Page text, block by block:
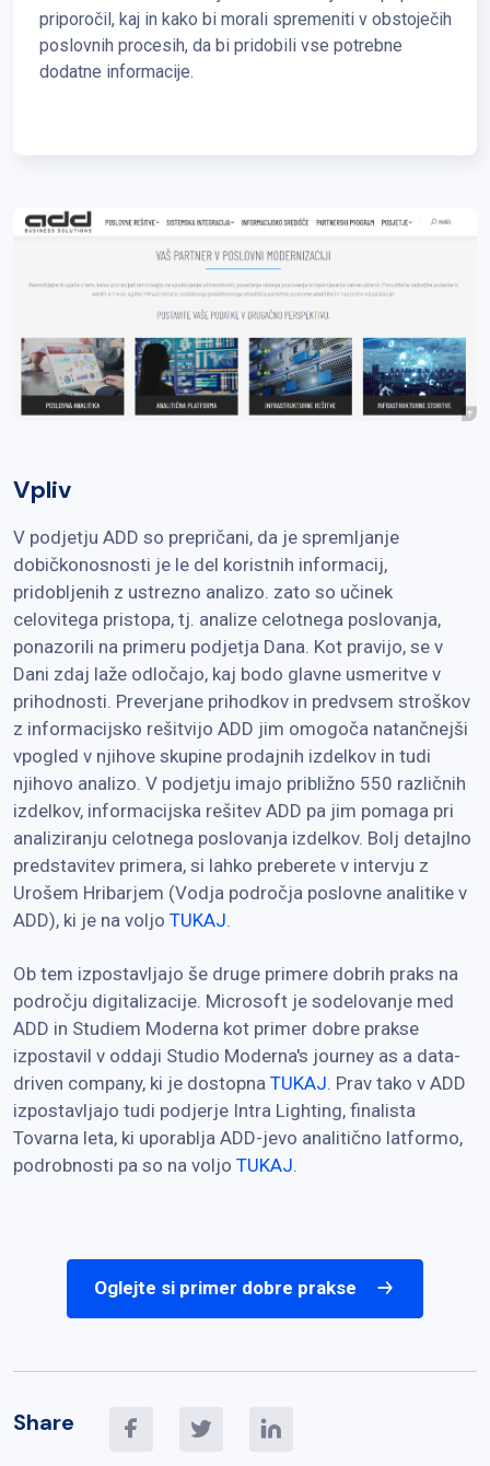
priporočil, kaj in kako bi morali spremeniti v obstoječih
poslovnih procesih, da bi pridobili vse potrebne
dodatne informacije.
Vpliv
V podjetju ADD so prepričani, da je spremljanje
dobičkonosnosti je le del koristnih informacij,
pridobljenih z ustrezno analizo. zato so učinek
celovitega pristopa, tj. analize celotnega poslovanja,
ponazorili na primeru podjetja Dana. Kot pravijo, se v
Dani zdaj laže odločajo, kaj bodo glavne usmeritve v
prihodnosti. Preverjane prihodkov in predvsem stroškov
z informacijsko rešitvijo ADD jim omogoča natančnejši
vpogled v njihove skupine prodajnih izdelkov in tudi
njihovo analizo. V podjetju imajo približno 550 različnih
izdelkov, informacijska rešitev ADD pa jim pomaga pri
analiziranju celotnega poslovanja izdelkov. Bolj detajlno
predstavitev primera, si lahko preberete v intervju z
Urošem Hribarjem (Vodja področja poslovne analitike v
ADD), ki je na voljo TUKAJ
Ob tem izpostavljajo še druge primere dobrih praks na
področju digitalizacije. Microsoft je sodelovanje med
ADD in Studiem Moderna kot primer dobre prakse
izpostavil v oddaji Studio Moderna's journey as a data-
driven company, ki je dostopna TUKAJ . Prav tako v ADD
izpostavljajo tudi podjerje Intra Lighting, finalista
Tovarna leta, ki uporablja ADD-jevo analitično latformo,
podrobnosti pa so na voljo TUKAJ
Oglejte si primer dobre prakse
Share